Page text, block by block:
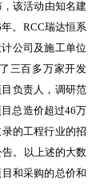
该活动由知名建
。 RCC瑞达恒系
公司及施工单位
三百多万家开发
负责人，调研范
总造价超过46万
的工程行业的招
。以上述的大数
和采购的总价和